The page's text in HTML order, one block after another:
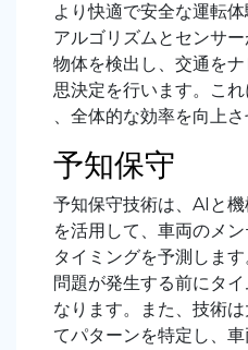
より快適で安全な運転
アルゴリズムとセンサ
物体を検出し、交通を
思決定を行います。こ
、全体的な効率を向上さ
予知保守
予知保守技術は、AIと
を活用して、車両のメ
タイミングを予測しま
問題が発生する前にタ
なります。また、技術
てパターンを特定し、